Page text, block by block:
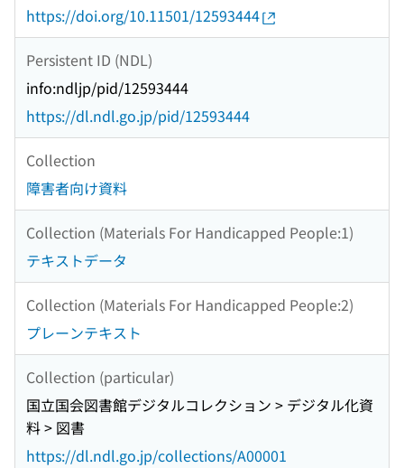
https://doi.org/10.11501/12593444
Persistent ID (NDL)
info:ndljp/pid/12593444
https://dl.ndl.go.jp/pid/12593444
Collection
障害者向け資料
Collection (Materials For Handicapped People:1)
テキストデータ
Collection (Materials For Handicapped People:2)
プレーンテキスト
Collection (particular)
国立国会図書館デジタルコレクション > デジタル化資
料 > 図書
https://dl.ndl.go.jp/collections/A00001